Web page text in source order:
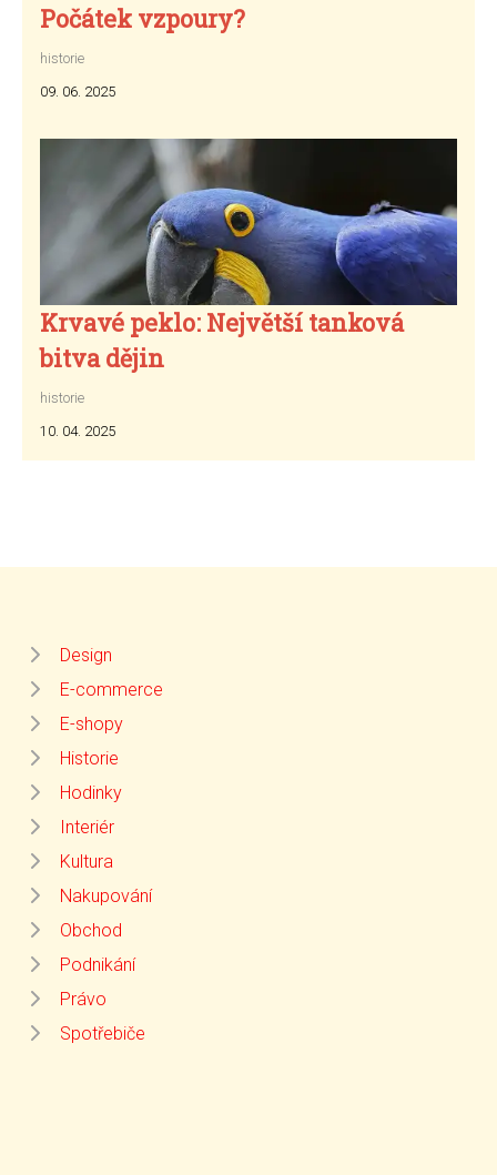
Počátek vzpoury?
historie
09. 06. 2025
Krvavé peklo: Největší tanková
bitva dějin
historie
10. 04. 2025
Design
E-commerce
E-shopy
Historie
Hodinky
Interiér
Kultura
Nakupování
Obchod
Podnikání
Právo
Spotřebiče